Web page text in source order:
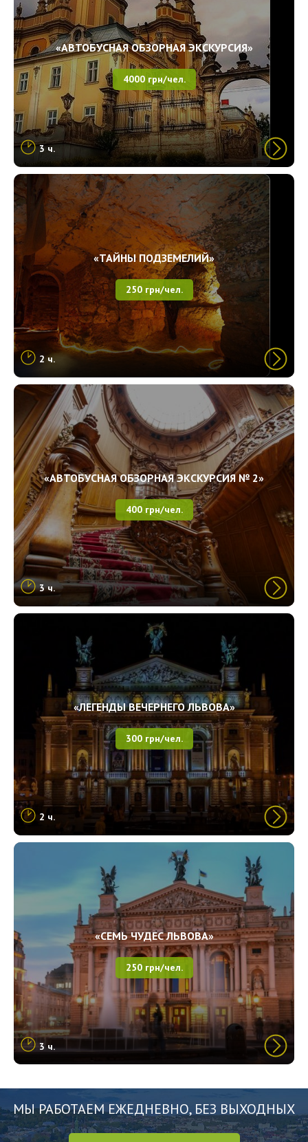
«АВТОБУСНАЯ ОБЗОРНАЯ ЭКСКУРСИЯ»
4000 грн/чел.
3 ч.
«ТАЙНЫ ПОДЗЕМЕЛИЙ»
250 грн/чел.
2 ч.
«АВТОБУСНАЯ ОБЗОРНАЯ ЭКСКУРСИЯ № 2»
400 грн/чел.
3 ч.
«ЛЕГЕНДЫ ВЕЧЕРНЕГО ЛЬВОВА»
300 грн/чел.
2 ч.
«СЕМЬ ЧУДЕС ЛЬВОВА»
250 грн/чел.
3 ч.
МЫ РАБОТАЕМ ЕЖЕДНЕВНО, БЕЗ ВЫХОДНЫХ